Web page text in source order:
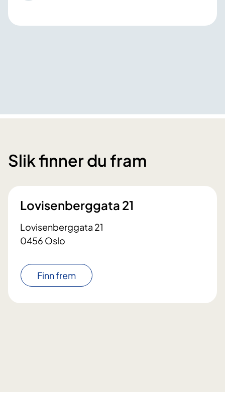
Slik finner du fram
Lovisenberggata 21
Lovisenberggata 21
0456 Oslo
Finn frem